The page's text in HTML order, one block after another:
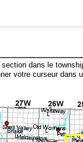
dans le
votre curseur dans